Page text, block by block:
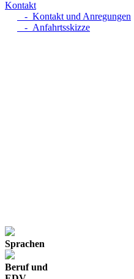
Kontakt
- Kontakt und Anregungen
- Anfahrtsskizze
Sprachen
Beruf und